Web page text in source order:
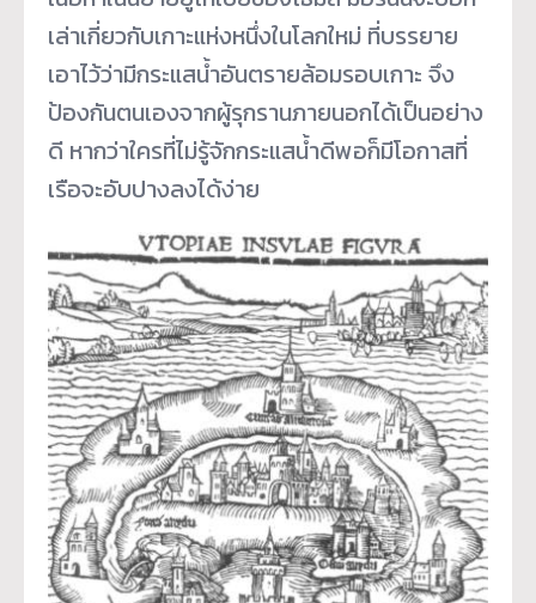
เล่าเกี่ยวกับเกาะแห่งหนึ่งในโลกใหม่ ที่บรรยาย
เอาไว้ว่ามีกระแสน้ำอันตรายล้อมรอบเกาะ จึง
ป้องกันตนเองจากผู้รุกรานภายนอกได้เป็นอย่าง
ดี หากว่าใครที่ไม่รู้จักกระแสน้ำดีพอก็มีโอกาสที่
เรือจะอับปางลงได้ง่าย